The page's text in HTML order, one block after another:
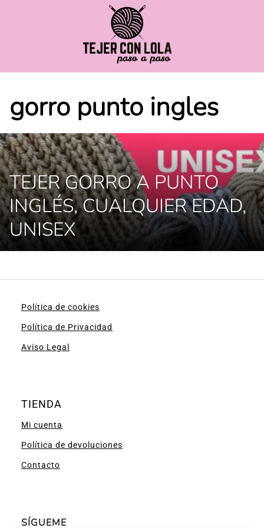
gorro punto ingles
TEJER GORRO A PUNTO
INGLÉS, CUALQUIER EDAD,
UNISEX
Política de cookies
Política de Privacidad
Aviso Legal
TIENDA
Mi cuenta
Política de devoluciones
Contacto
SÍGUEME